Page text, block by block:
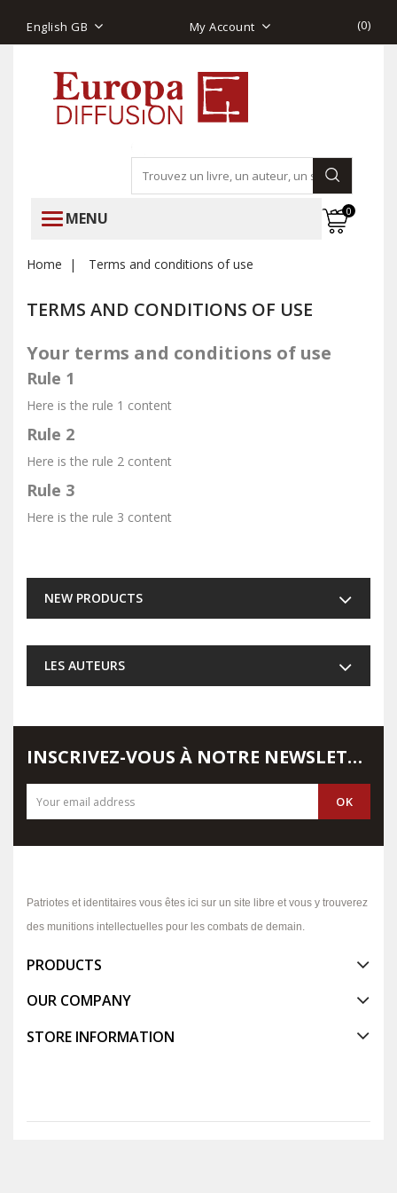
English GB My Account (0)
MENU 0
Home Terms and conditions of use
TERMS AND CONDITIONS OF USE
Your terms and conditions of use
Rule 1
Here is the rule 1 content
Rule 2
Here is the rule 2 content
Rule 3
Here is the rule 3 content
NEW PRODUCTS
LES AUTEURS
INSCRIVEZ-VOUS À NOTRE NEWSLETTER
Patriotes et identitaires vous êtes ici sur un site libre et vous y trouverez
des munitions intellectuelles pour les combats de demain.
PRODUCTS
OUR COMPANY
STORE INFORMATION